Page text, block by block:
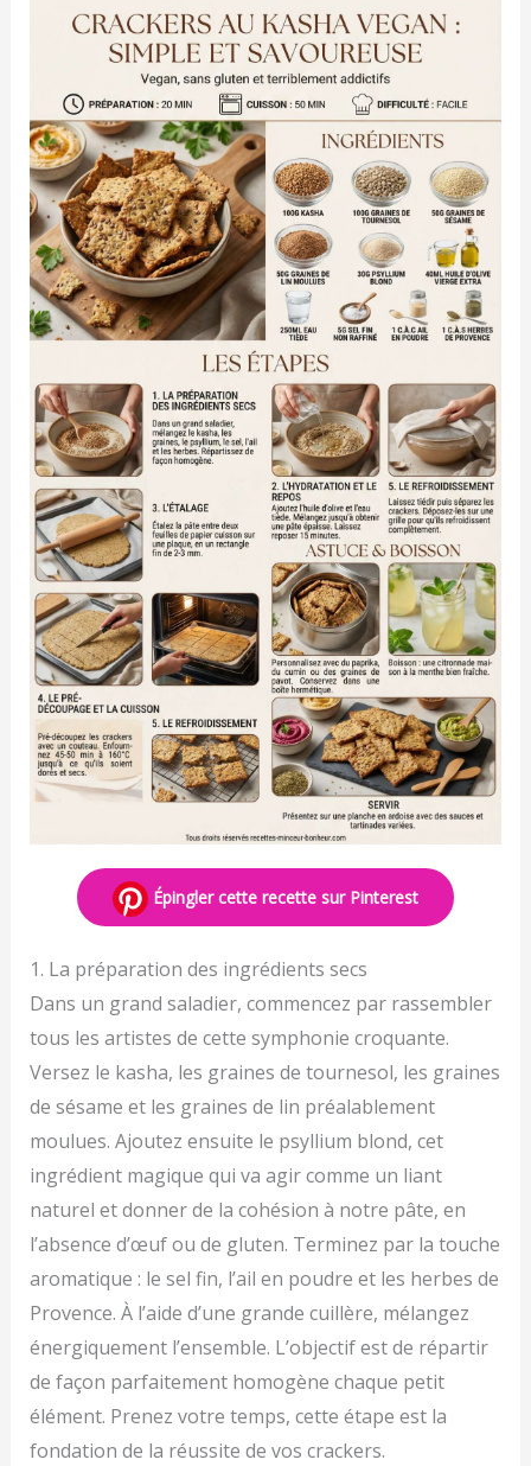
Épingler cette recette sur Pinterest
1. La préparation des ingrédients secs
Dans un grand saladier, commencez par rassembler
tous les artistes de cette symphonie croquante.
Versez le kasha, les graines de tournesol, les graines
de sésame et les graines de lin préalablement
moulues. Ajoutez ensuite le psyllium blond, cet
ingrédient magique qui va agir comme un liant
naturel et donner de la cohésion à notre pâte, en
l’absence d’œuf ou de gluten. Terminez par la touche
aromatique : le sel fin, l’ail en poudre et les herbes de
Provence. À l’aide d’une grande cuillère, mélangez
énergiquement l’ensemble. L’objectif est de répartir
de façon parfaitement homogène chaque petit
élément. Prenez votre temps, cette étape est la
fondation de la réussite de vos crackers.